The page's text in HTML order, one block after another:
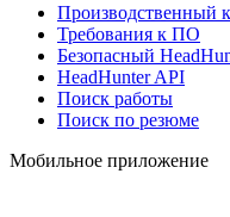
Производственный
Требования к ПО
Безопасный
HeadHunter API
Поиск работы
Поиск по резюме
Мобильное приложение